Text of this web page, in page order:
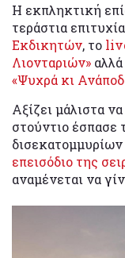
Η εκπληκτική
τεράστια
Εκδικητών, το
Λιονταριών»
«Ψυχρά κι
Αξίζει μάλιστα
στούντιο έσπασε
επεισόδιο της
αναμένεται να